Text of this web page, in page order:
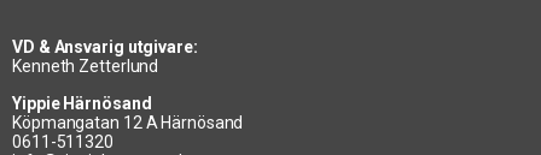
VD & Ansvarig utgivare:
Kenneth Zetterlund
Yippie Härnösand
Köpmangatan 12 A Härnösand
0611-511320